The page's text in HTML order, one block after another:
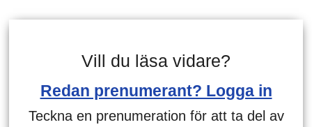
Vill du läsa vidare?
Redan prenumerant? Logga in
Teckna en prenumeration för att ta del av